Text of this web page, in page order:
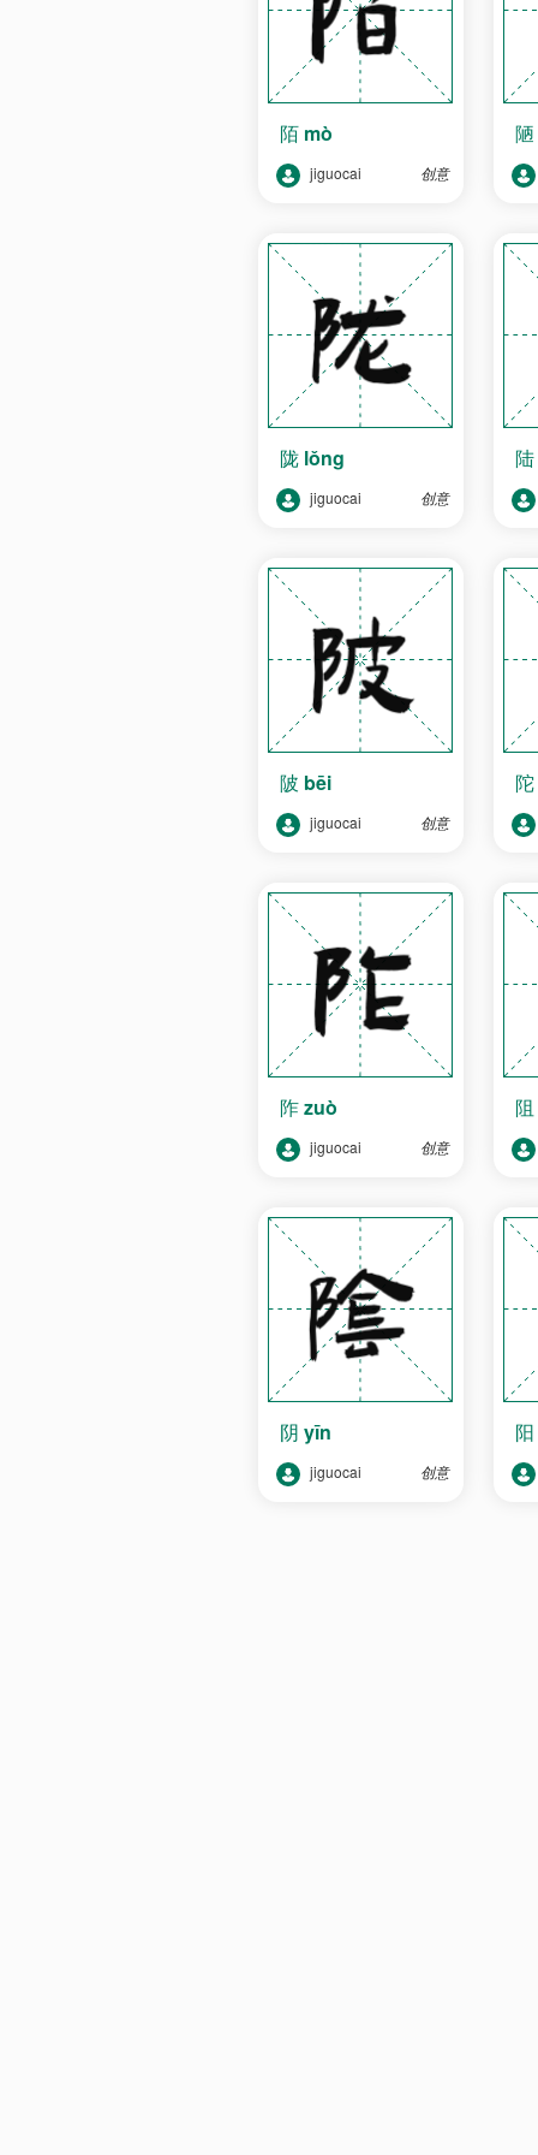
陌 mò
jiguocai 创意
陋
陇 lǒng
jiguocai 创意
陆
陂 bēi
jiguocai 创意
陀
阼zuò
jiguocai 创意
阻
阴 yīn
jiguocai 创意
阳